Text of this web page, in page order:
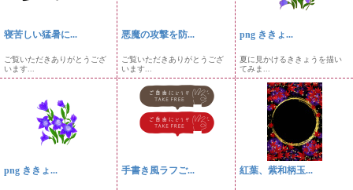
寝苦しい猛暑に...
ご覧いただきありがとうござ
います...
悪魔の攻撃を防...
ご覧いただきありがとうござ
います...
png ききょ...
夏に見かけるききょうを描い
てみま...
png ききょ... 手書き風ラフご... 紅葉、紫和柄玉...